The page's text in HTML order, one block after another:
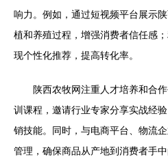
响力。例如，通过短视频平台展示
植和养殖过程，增强消费者信任感
现个性化推荐，提高转化率。
陕西农牧网注重人才培养和合
训课程，邀请行业专家分享实战经
销技能。同时，与电商平台、物流
管理，确保商品从产地到消费者手中